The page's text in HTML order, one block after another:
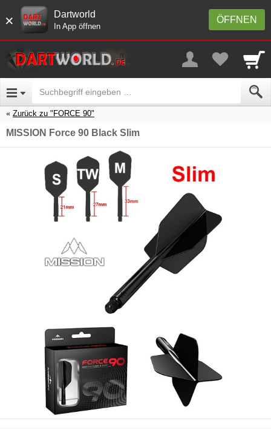
× ÖFFNEN
Dartworld
In App öffnen
Zurück zu "FORCE 90"
MISSION Force 90 Black Slim